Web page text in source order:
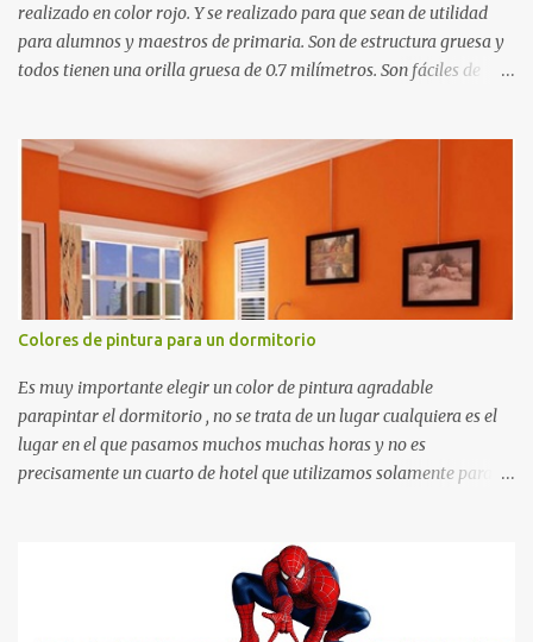
realizado en color rojo. Y se realizado para que sean de utilidad
para alumnos y maestros de primaria. Son de estructura gruesa y
todos tienen una orilla gruesa de 0.7 milímetros. Son fáciles de
matemáticos, para decorar los cumpleaños de los niños, entre
otras cosas.
Colores de pintura para un dormitorio
Es muy importante elegir un color de pintura agradable
parapintar el dormitorio , no se trata de un lugar cualquiera es el
lugar en el que pasamos muchos muchas horas y no es
precisamente un cuarto de hotel que utilizamos solamente para
cómodo y también para nuestra vista. Te mostramos algunas
sugerencias que pueden brindar la elegancia y estilo que buscas
para tu dormitorio. El color naranja es una buena opción para